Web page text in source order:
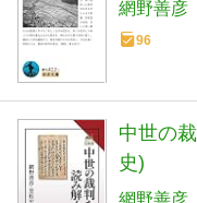
網野善彦
96
中世の
史)
網野善彦